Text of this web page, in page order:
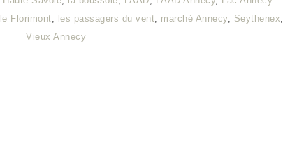
le Florimont les passagers du vent marché Annecy, Seythenex
Vieux Annecy